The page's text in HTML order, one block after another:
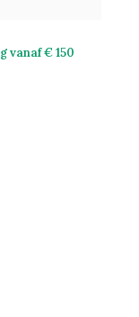
vanaf € 150